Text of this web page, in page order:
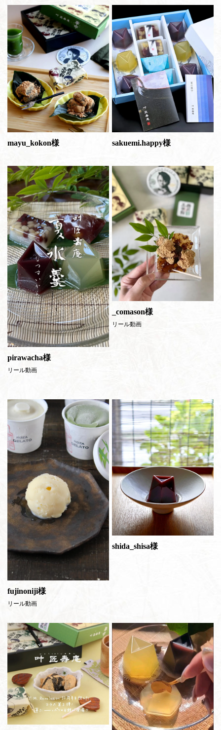
mayu_kokon様 sakuemi.happy様
pirawacha様
リール動画
_comason様
リール動画
fujinoniji様
リール動画
shida_shisa様